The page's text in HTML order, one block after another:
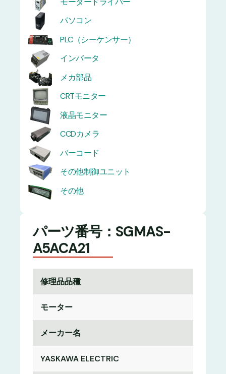
パソコン
PLC（シーケンサー）
インバータ
メカ部品
CRTモニター
液晶モニター
CCDカメラ
バーコード
その他制御ユニット
その他
パーツ番号：SGMAS-
A5ACA21
修理品品種
モーター
メーカー名
YASKAWA ELECTRIC